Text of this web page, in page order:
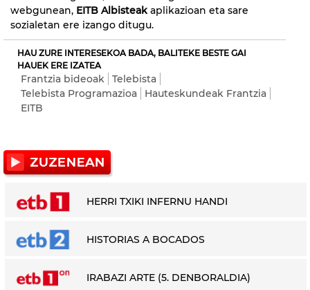
webgunean, EITB Albisteakaplikazioan eta sare
sozialetan ere izango ditugu.
HAU ZURE INTERESEKOA BADA, BALITEKE BESTE GAI
HAUEK ERE IZATEA
Frantzia bideoak
Telebista
Telebista Programazioa
Hauteskundeak Frantzia
EITB
HERRI TXIKI INFERNU HANDI
HISTORIAS A BOCADOS
IRABAZI ARTE (5. DENBORALDIA)